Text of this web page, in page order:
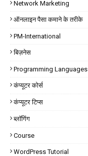
Network Marketing
ऑनलाइन पैसा कमाने के तरीके
PM-International
बिज़नेस
Programming Languages
कंप्यूटर कोर्स
कंप्यूटर टिप्स
ब्लॉगिंग
Course
WordPress Tutorial